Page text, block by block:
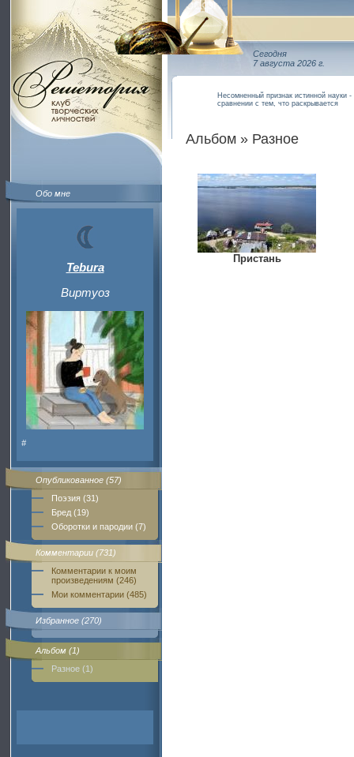
Обо мне
Tebura
Виртуоз
#
Опубликованное (57)
Поэзия (31)
Бред (19)
Оборотки и пародии (7)
Комментарии (731)
Комментарии к моим
произведениям (246)
Мои комментарии (485)
Избранное (270)
Альбом (1)
Разное (1)
Сегодня
7 августа 2026 г.
Несомненный признак истинной науки
сравнении с тем, что раскрывается
Альбом » Разное
Пристань